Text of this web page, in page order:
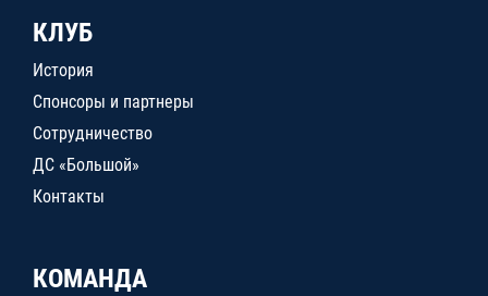
КЛУБ
История
Спонсоры и партнеры
Сотрудничество
ДС «Большой»
Контакты
КОМАНДА